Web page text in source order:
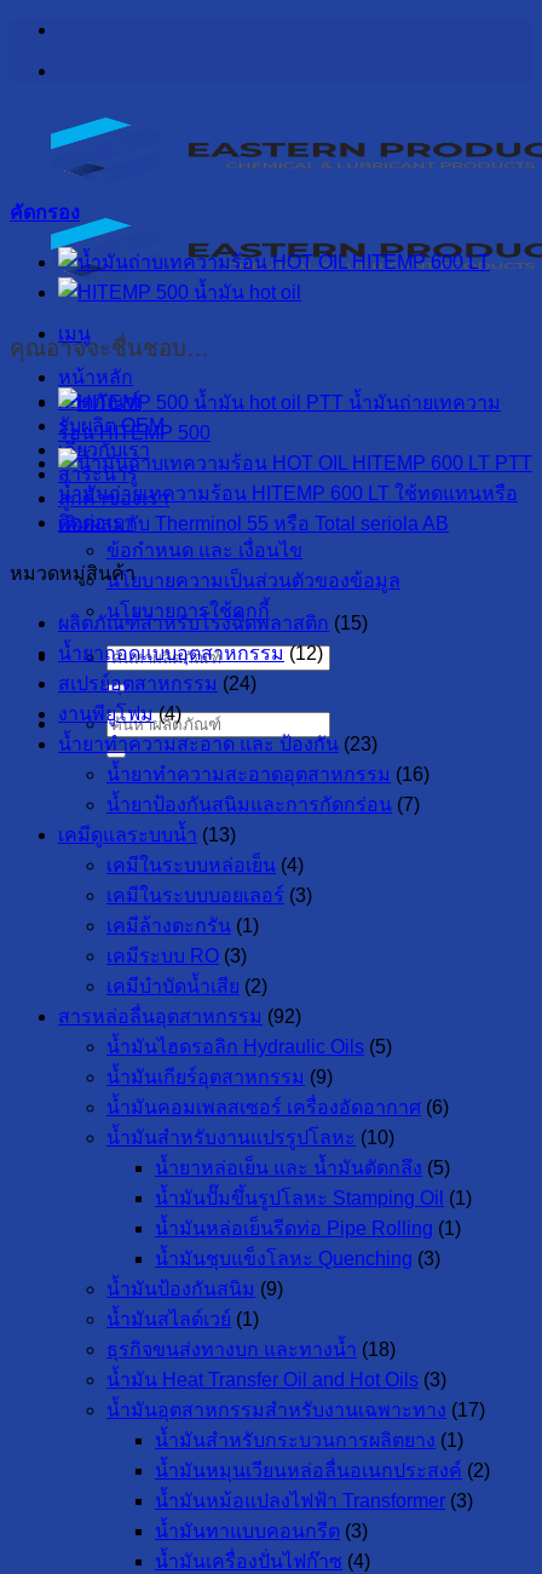
ข้าม
เมนู
หน้าหลัก
ผลิตภัณฑ์
รับผลิต OEM
เกี่ยวกับเรา
สาระน่ารู้
ลูกค้าของเรา
ติดต่อเรา
ข้อกำหนด และ เงื่อนไข
นโยบายความเป็นส่วนตัวของข้อมูล
นโยบายการใช้คุกกี้
ค้นหา:
ค้นหา:
คัดกรอง
คุณอาจจะชื่นชอบ…
PTT น้ำมันถ่ายเทความ
ร้อน HITEMP 500
PTT
น้ำมันถ่ายเทความร้อน HITEMP 600 LT ใช้ทดแทนหรือ
เติมผสมกับ Therminol 55 หรือ Total seriola AB
หมวดหมู่สินค้า
ผลิตภัณฑ์สำหรับโรงฉีดพลาสติก (15)
น้ำยาถอดแบบอุตสาหกรรม (12)
สเปรย์อุตสาหกรรม (24)
งานพียูโฟม (4)
น้ำยาทำความสะอาด และ ป้องกัน (23)
น้ำยาทำความสะอาดอุตสาหกรรม (16)
น้ำยาป้องกันสนิมและการกัดกร่อน (7)
เคมีดูแลระบบน้ำ (13)
เคมีในระบบหล่อเย็น (4)
เคมีในระบบบอยเลอร์ (3)
เคมีล้างตะกรัน (1)
เคมีระบบ RO (3)
เคมีบำบัดน้ำเสีย (2)
สารหล่อลื่นอุตสาหกรรม (92)
น้ำมันไฮดรอลิก Hydraulic Oils (5)
น้ำมันเกียร์อุตสาหกรรม (9)
น้ำมันคอมเพลสเซอร์ เครื่องอัดอากาศ (6)
น้ำมันสำหรับงานแปรรูปโลหะ (10)
น้ำยาหล่อเย็น และ น้ำมันตัดกลึง (5)
น้ำมันปั๊มขึ้นรูปโลหะ Stamping Oil (1)
น้ำมันหล่อเย็นรีดท่อ Pipe Rolling (1)
น้ำมันชุบแข็งโลหะ Quenching (3)
น้ำมันป้องกันสนิม (9)
น้ำมันสไลด์เวย์ (1)
ธุรกิจขนส่งทางบก และทางน้ำ (18)
น้ำมัน Heat Transfer Oil and Hot Oils (3)
น้ำมันอุตสาหกรรมสำหรับงานเฉพาะทาง (17)
น้ำมันสำหรับกระบวนการผลิตยาง (1)
น้ำมันหมุนเวียนหล่อลื่นอเนกประสงค์ (2)
น้ำมันหม้อแปลงไฟฟ้า Transformer (3)
น้ำมันทาแบบคอนกรีต (3)
น้ำมันเครื่องปั่นไฟก๊าซ (4)